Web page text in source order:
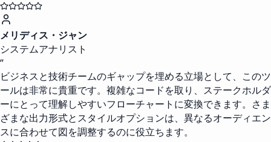
メリディス・ジャン
システムアナリスト
“
ビジネスと技術チームのギャップを埋める立場として、このツ
ールは非常に貴重です。複雑なコードを取り、ステークホルダ
ーにとって理解しやすいフローチャートに変換できます。さま
ざまな出力形式とスタイルオプションは、異なるオーディエン
スに合わせて図を調整するのに役立ちます。